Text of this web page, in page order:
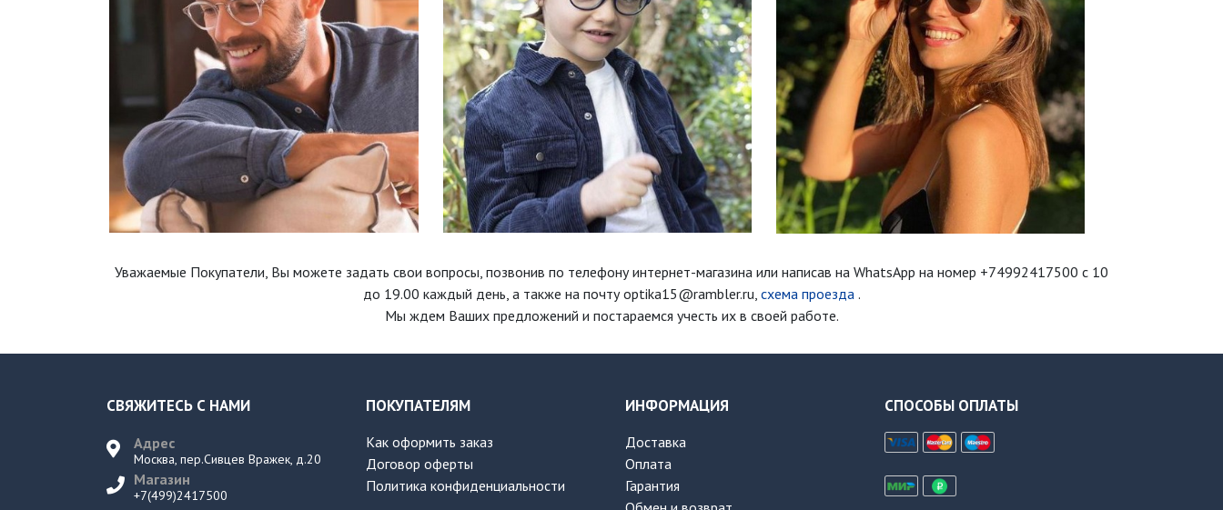
Уважаемые Покупатели, Вы можете задать свои вопросы, позвонив по телефону интернет-магазина или написав на WhatsApp на номер +74992417500 с 10
до 19.00 каждый день , а также на почту optika15@rambler.ru, схема проезда .
Мы ждем Ваших предложений и постараемся учесть их в своей работе.
СВЯЖИТЕСЬ С НАМИ
Адрес
Москва, пер.Сивцев Вражек, д.20
Магазин
+7(499)2417500
ПОКУПАТЕЛЯМ
Как оформить заказ
Договор оферты
Политика конфиденциальности
ИНФОРМАЦИЯ
Доставка
Оплата
Гарантия
СПОСОБЫ ОПЛАТЫ